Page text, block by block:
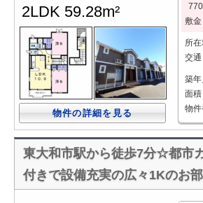
2LDK 59.28m²
物件の詳細を見る
敷金
所
交通
築年
面積
物
東大和市駅から徒歩7分☆都市
付きで設備充実の広々1Kのお